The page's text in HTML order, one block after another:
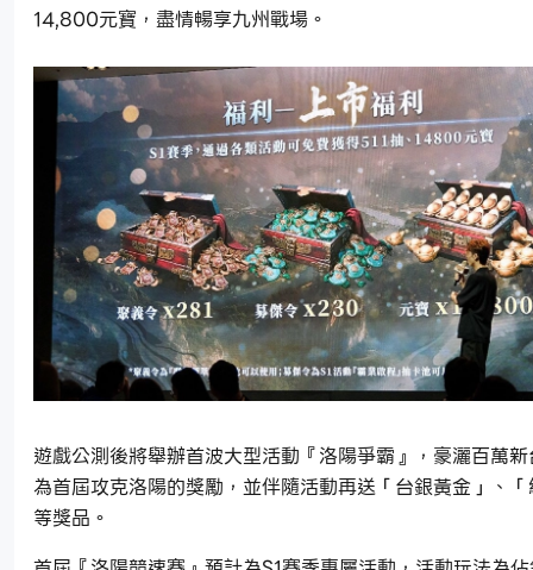
14,800元寶，盡情暢享九州戰場。
遊戲公測後將舉辦首波大型活動『洛陽爭霸』，豪灑百萬
為首屆攻克洛陽的獎勵，並伴隨活動再送「台銀黃金」、
等獎品。